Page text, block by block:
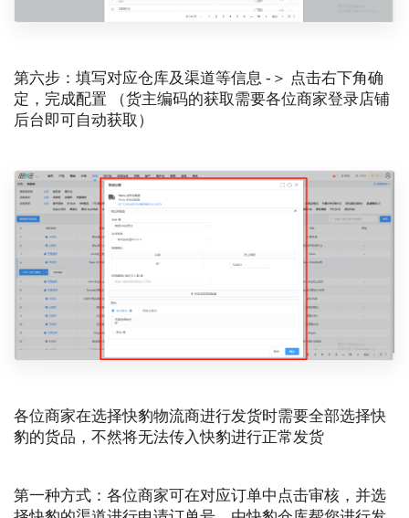
第六步：填写对应仓库及渠道等信息 -＞ 点击右下角确
定，完成配置 （货主编码的获取需要各位商家登录店铺
后台即可自动获取）
各位商家在选择快豹物流商进行发货时需要全部选择快
豹的货品，不然将无法传入快豹进行正常发货
第一种方式：各位商家可在对应订单中点击审核，并选